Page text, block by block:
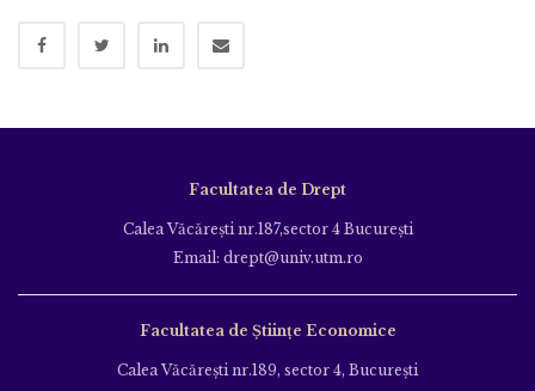
Facultatea de Drept
Calea Văcăreşti nr.187,sector 4 Bucureşti
Email: drept@univ.utm.ro
Facultatea de Științe Economice
Calea Văcăreşti nr.189, sector 4, Bucureşti